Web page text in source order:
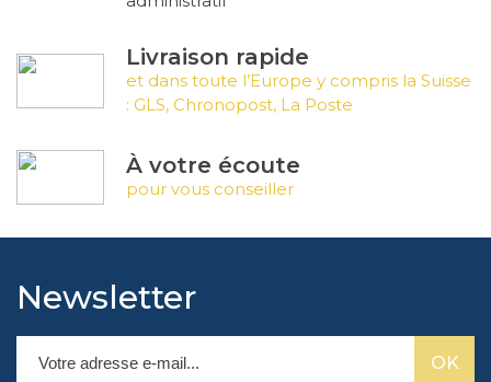
Livraison rapide
et dans toute l’Europe y compris la Suisse
: GLS, Chronopost, La Poste
À votre écoute
pour vous conseiller
Newsletter